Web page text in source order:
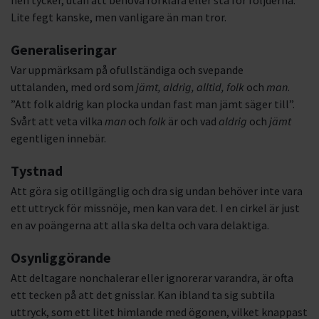
Lite fegt kanske, men vanligare än man tror.
Generaliseringar
Var uppmärksam på ofullständiga och svepande
uttalanden, med ord som jämt, aldrig, alltid, folk och man.
”Att folk aldrig kan plocka undan fast man jämt säger till”.
Svårt att veta vilka man och folk är och vad aldrig och jämt
egentligen innebär.
Tystnad
Att göra sig otillgänglig och dra sig undan behöver inte vara
ett uttryck för missnöje, men kan vara det. I en cirkel är just
en av poängerna att alla ska delta och vara delaktiga.
Osynliggörande
Att deltagare nonchalerar eller ignorerar varandra, är ofta
ett tecken på att det gnisslar. Kan ibland ta sig subtila
uttryck, som ett litet himlande med ögonen, vilket knappast